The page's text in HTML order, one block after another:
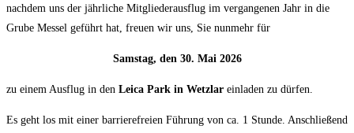
nachdem uns der jährliche Mitgliederausflug im vergangenen Jahr in die
Grube Messel geführt hat, freuen wir uns, Sie nunmehr für
Samstag, den 30. Mai 2026
zu einem Ausflug in den Leica Park in Wetzlar einladen zu dürfen.
Es geht los mit einer barrierefreien Führung von ca. 1 Stunde. Anschließend